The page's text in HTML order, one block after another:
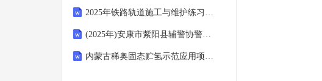
2025年铁路轨道施工与维护练习题库+答案
(2025年)安康市紫阳县辅警协警笔试笔试真题（附答案）
内蒙古稀奥固态贮氢示范应用项目环境影响报告表